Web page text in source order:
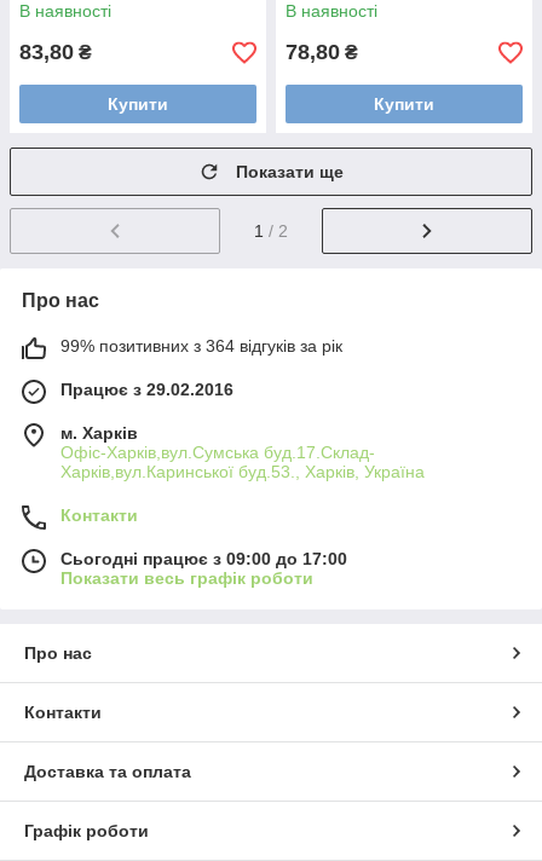
В наявності
83,80 ₴
Купити
В наявності
78,80 ₴
Купити
Показати ще
1 / 2
Про нас
99% позитивних з 364 відгуків за рік
Працює з 29.02.2016
м. Харків
Офіс-Харків,вул.Сумська буд.17.Склад-
Харків,вул.Каринської буд.53., Харків, Україна
Контакти
Сьогодні працює з 09:00 до 17:00
Показати весь графік роботи
Про нас
Контакти
Доставка та оплата
Графік роботи